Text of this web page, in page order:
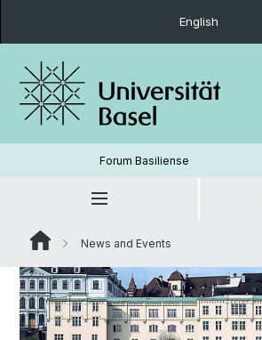
English
Forum Basiliense
News and Events